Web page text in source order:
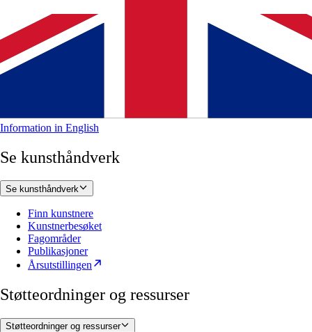
Information in English
Se kunsthåndverk
Se kunsthåndverk
Finn kunstnere
Kunstnerbesøket
Fagområder
Publikasjoner
Årsutstillingen
Støtteordninger og ressurser
Støtteordninger og ressurser